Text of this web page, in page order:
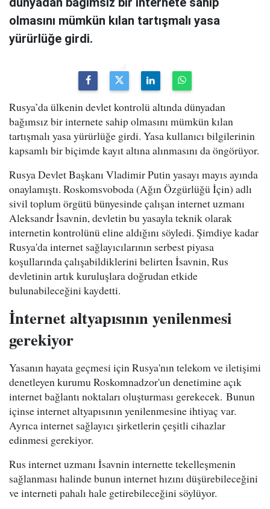
olmasını mümkün kılan tartışmalı yasa
yürürlüğe girdi.
Rusya’da ülkenin devlet kontrolü altında dünyadan
bağımsız bir internete sahip olmasını mümkün kılan
tartışmalı yasa yürürlüğe girdi. Yasa kullanıcı bilgilerinin
kapsamlı bir biçimde kayıt altına alınmasını da öngörüyor.
Rusya Devlet Başkanı Vladimir Putin yasayı mayıs ayında
onaylamıştı. Roskomsvoboda (Ağın Özgürlüğü İçin) adlı
sivil toplum örgütü bünyesinde çalışan internet uzmanı
Aleksandr İsavnin, devletin bu yasayla teknik olarak
internetin kontrolünü eline aldığını söyledi. Şimdiye kadar
Rusya'da internet sağlayıcılarının serbest piyasa
koşullarında çalışabildiklerini belirten İsavnin, Rus
devletinin artık kuruluşlara doğrudan etkide
bulunabileceğini kaydetti.
İnternet altyapısının yenilenmesi
gerekiyor
Yasanın hayata geçmesi için Rusya'nın telekom ve iletişimi
denetleyen kurumu Roskomnadzor'un denetimine açık
internet bağlantı noktaları oluşturması gerekecek. Bunun
içinse internet altyapısının yenilenmesine ihtiyaç var.
Ayrıca internet sağlayıcı şirketlerin çeşitli cihazlar
edinmesi gerekiyor.
Rus internet uzmanı İsavnin internette tekelleşmenin
sağlanması halinde bunun internet hızını düşürebileceğini
ve interneti pahalı hale getirebileceğini söylüyor.